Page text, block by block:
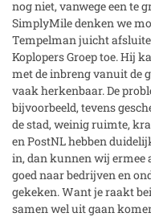
nog niet, vanwege een te
SimplyMile denken we
Tempelman juicht
Koplopers Groep toe. Hij
met de inbreng vanuit de
vaak herkenbaar. De
bijvoorbeeld, tevens
de stad, weinig ruimte,
en PostNL hebben
in, dan kunnen wij ermee
goed naar bedrijven en
gekeken. Want je raakt
samen wel uit gaan